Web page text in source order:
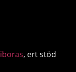
, ert stöd